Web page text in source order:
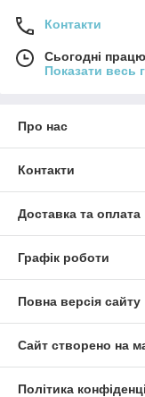
Контакти
Сьогодні
Показати весь
Про нас
Контакти
Доставка та оплата
Графік роботи
Повна версія сайту
Сайт створено на
Політика